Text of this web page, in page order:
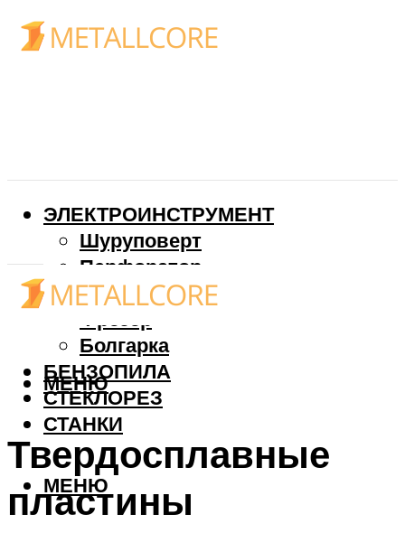
ЭЛЕКТРОИНСТРУМЕНТ
Шуруповерт
Перфоратор
Дрель
Фрезер
Болгарка
БЕНЗОПИЛА
СТЕКЛОРЕЗ
СТАНКИ
МЕНЮ
МЕНЮ
Твердосплавные
пластины